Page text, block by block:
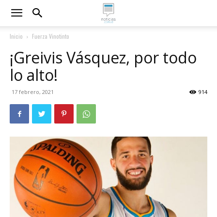
Inicio Fuerza Vinotinto
¡Greivis Vásquez, por todo
lo alto!
17 febrero, 2021 914